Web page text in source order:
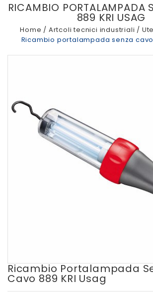
RICAMBIO PORTALAMPADA
889 KRI USAG
Home / Artcoli tecnici industriali /
Ricambio portalampada senza cavo
Ricambio Portalampada
Cavo 889 KRI Usag